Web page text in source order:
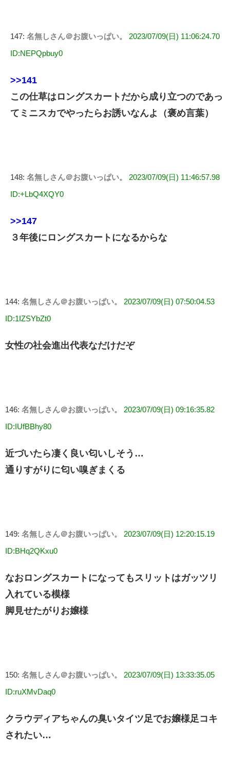
147: 名無しさん＠お腹いっぱい。 2023/07/09(日) 11:06:24.70
ID:NEPQpbuy0
>>141
この仕草はロングスカートだから成り立つのであっ
てミニスカでやったらお誘いなんよ（褒め言葉）
148: 名無しさん＠お腹いっぱい。 2023/07/09(日) 11:46:57.98
ID:+LbQ4XQY0
>>147
３年後にロングスカートになるからな
144: 名無しさん＠お腹いっぱい。 2023/07/09(日) 07:50:04.53
ID:1IZSYbZt0
女性の社会進出代表なだけだぞ
146: 名無しさん＠お腹いっぱい。 2023/07/09(日) 09:16:35.82
ID:IUfBBhy80
近づいたら凄く良い匂いしそう…
通りすがりに匂い嗅ぎまくる
149: 名無しさん＠お腹いっぱい。 2023/07/09(日) 12:20:15.19
ID:BHq2QKxu0
なおロングスカートになってもスリットはガッツリ
入れている模様
脚見せたがりお嬢様
150: 名無しさん＠お腹いっぱい。 2023/07/09(日) 13:33:35.05
ID:ruXMvDaq0
クラウディアちゃんの臭いタイツ足でお嬢様足コキ
されたい…